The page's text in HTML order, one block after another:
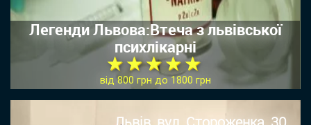
Легенди Львова:Втеча з львівської
психлікарні
★ ★ ★ ★ ★
від 800 грн до 1800 грн